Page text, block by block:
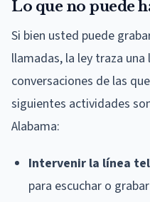
Lo que no puede
Si bien usted puede
llamadas, la ley traza
conversaciones de las
siguientes actividades
Alabama:
Intervenir la línea
para escuchar o